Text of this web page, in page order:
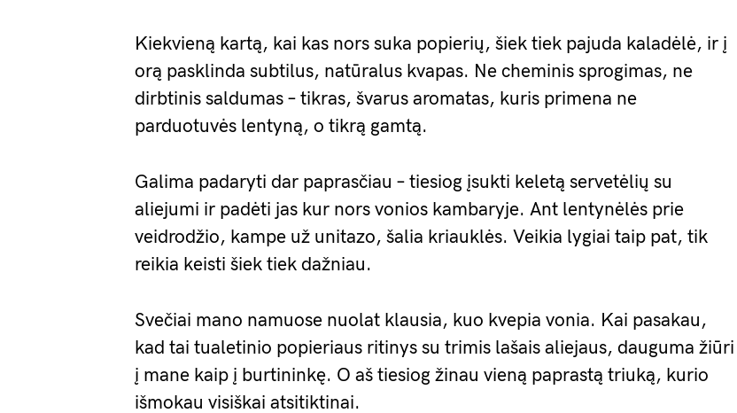
Kiekvieną kartą, kai kas nors suka popierių, šiek tiek pajuda kaladėlė, ir į
orą pasklinda subtilus, natūralus kvapas. Ne cheminis sprogimas, ne
dirbtinis saldumas – tikras, švarus aromatas, kuris primena ne
parduotuvės lentyną, o tikrą gamtą.
Galima padaryti dar paprasčiau – tiesiog įsukti keletą servetėlių su
aliejumi ir padėti jas kur nors vonios kambaryje. Ant lentynėlės prie
veidrodžio, kampe už unitazo, šalia kriauklės. Veikia lygiai taip pat, tik
reikia keisti šiek tiek dažniau.
Svečiai mano namuose nuolat klausia, kuo kvepia vonia. Kai pasakau,
kad tai tualetinio popieriaus ritinys su trimis lašais aliejaus, dauguma žiūri
į mane kaip į burtininkę. O aš tiesiog žinau vieną paprastą triuką, kurio
išmokau visiškai atsitiktinai.